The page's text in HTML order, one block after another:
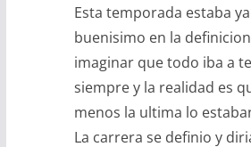
Esta temporada estaba
buenisimo en la
imaginar que todo iba a
siempre y la realidad es
menos la ultima lo
La carrera se definio y